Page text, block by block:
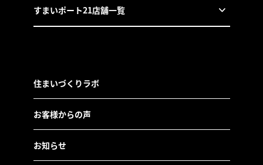
すまいポート21店舗一覧
住まいづくりラボ
お客様からの声
お知らせ